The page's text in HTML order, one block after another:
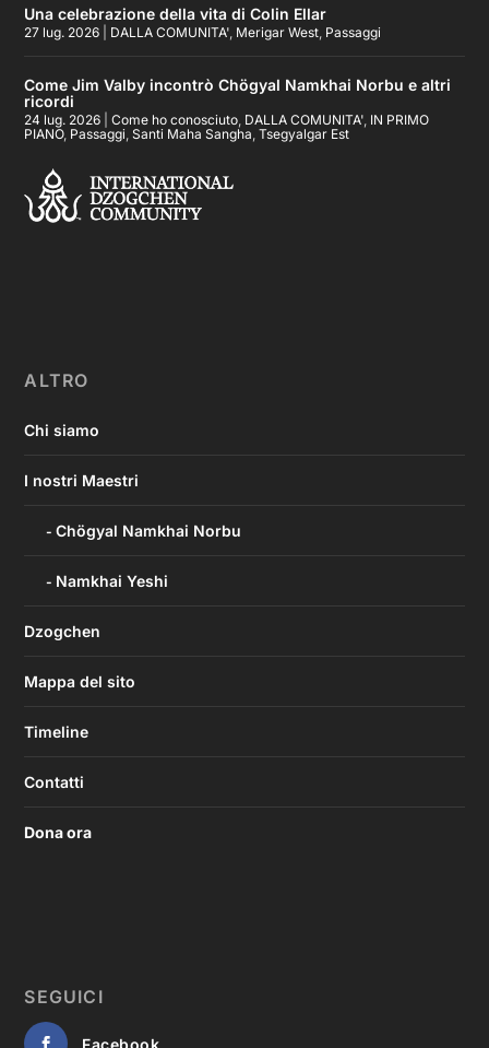
Una celebrazione della vita di Colin Ellar
27 lug. 2026 DALLA COMUNITA', Merigar West, Passaggi
Come Jim Valby incontrò Chögyal Namkhai Norbu e altri
ricordi
24 lug. 2026 |Come ho conosciuto, DALLA COMUNITA', IN PRIMO
PIANO, Passaggi,Santi Maha Sangha,Tsegyalgar Est
ALTRO
Chi siamo
I nostri Maestri
Chögyal Namkhai Norbu
Namkhai Yeshi
Dzogchen
Mappa del sito
Timeline
Contatti
Dona ora
SEGUICI